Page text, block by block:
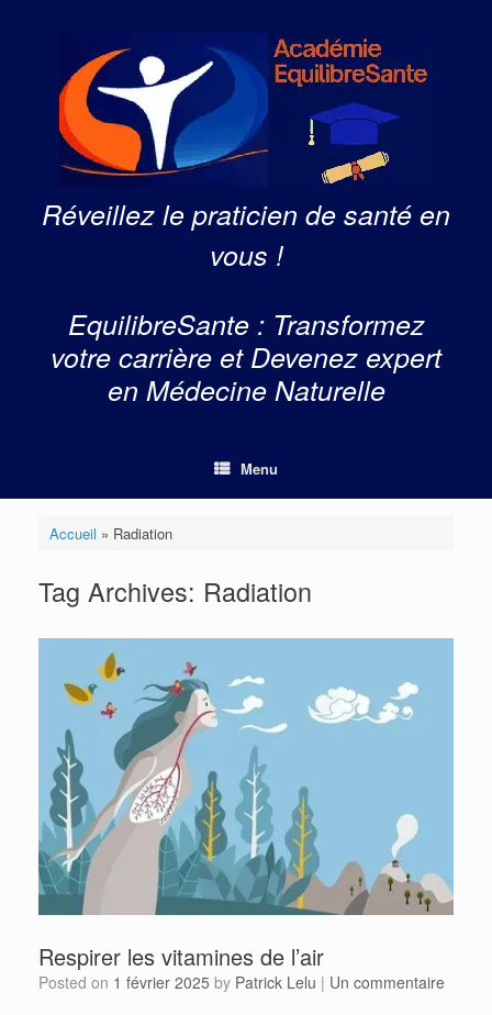
Réveillez le praticien de santé en
vous !
EquilibreSante : Transformez
votre carrière et Devenez expert
en Médecine Naturelle
Menu
Accueil » Radiation
Tag Archives: Radiation
Respirer les vitamines de l’air
Posted on 1 février 2025 by Patrick Lelu | Un commentaire